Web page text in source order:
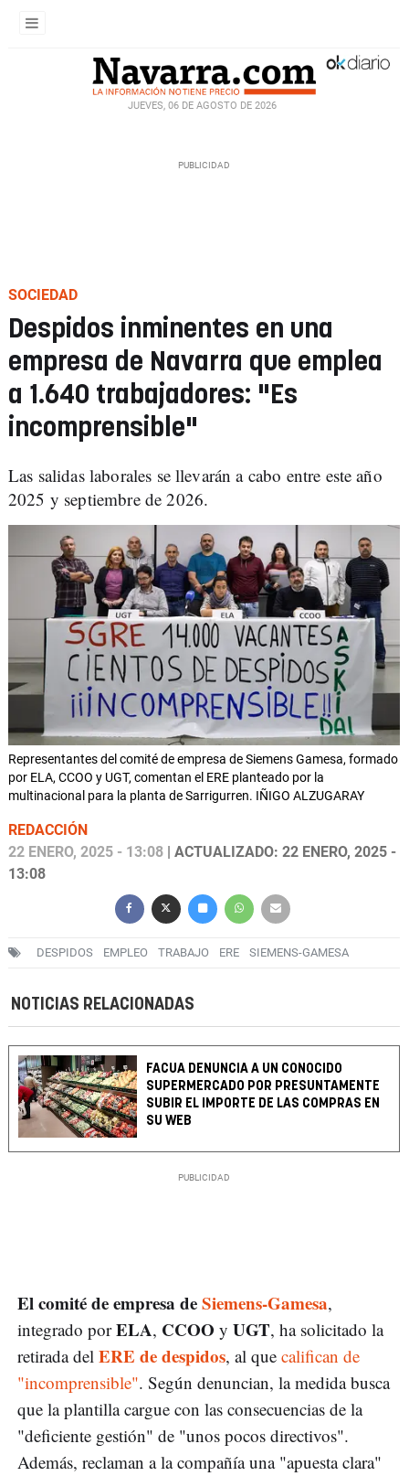
JUEVES, 06 DE AGOSTO DE 2026
SOCIEDAD
Despidos inminentes en una
empresa de Navarra que emplea
a 1.640 trabajadores: "Es
incomprensible"
Las salidas laborales se llevarán a cabo entre este año
2025 y septiembre de 2026.
Representantes del comité de empresa de Siemens Gamesa, formado
por ELA, CCOO y UGT, comentan el ERE planteado por la
multinacional para la planta de Sarrigurren. IÑIGO ALZUGARAY
REDACCIÓN
22 ENERO, 2025 - 13:08 | ACTUALIZADO: 22 ENERO, 2025 -
13:08
DESPIDOS EMPLEO TRABAJO ERE SIEMENS-GAMESA
NOTICIAS RELACIONADAS
FACUA DENUNCIA A UN CONOCIDO
SUPERMERCADO POR PRESUNTAMENTE
SUBIR EL IMPORTE DE LAS COMPRAS EN
SU WEB
El comité de empresa deSiemens-Gamesa,
integrado porELA, CCOO y UGT, ha solicitado la
retirada del ERE de despidos, al que califican de
"incomprensible". Según denuncian, la medida busca
que la plantilla cargue con las consecuencias de la
"deficiente gestión" de "unos pocos directivos".
Además, reclaman a la compañía una "apuesta clara"